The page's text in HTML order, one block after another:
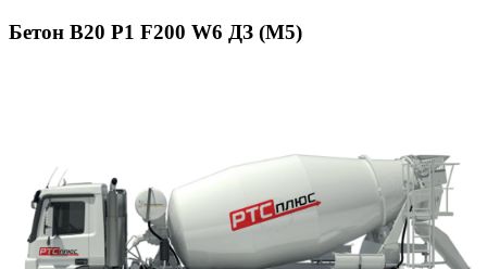
Бетон В20 Р1 F200 W6 ДЗ (М5)